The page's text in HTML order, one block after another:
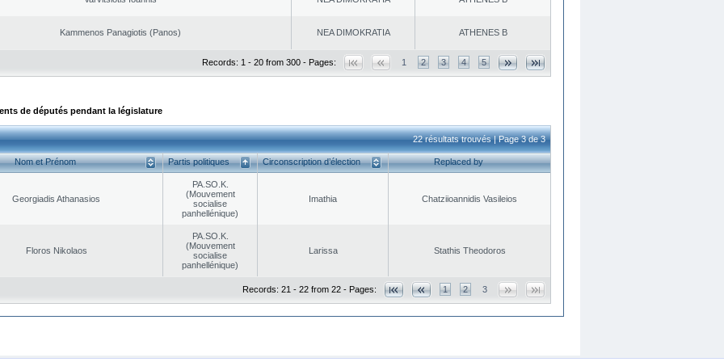
Kammenos Panagiotis (Panos) NEA DΙMOKRATIA ATHENES Β
Records: 1 - 20 from 300 - Pages: 1 2 3 4 5
de députés pendant la législature
22 résultats trouvés | Page 3 de 3
Nom et Prénom Partis politiques Circonscription d’élection Replaced by
Georgiadis Athanasios
PA.SO.K.
(Mouvement
socialise
panhellénique)
Imathia Chatziioannidis Vasileios
Floros Nikolaos
PA.SO.K.
(Mouvement
socialise
panhellénique)
Larissa Stathis Theodoros
Records: 21 - 22 from 22 - Pages: 1 2 3